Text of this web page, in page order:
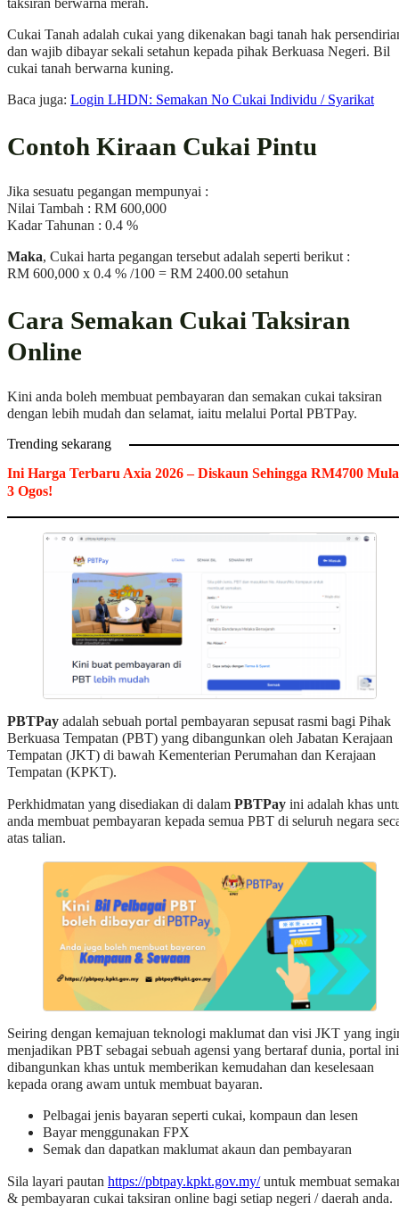
taksiran berwarna merah.
Cukai Tanah adalah cukai yang dikenakan bagi tanah hak
dan wajib dibayar sekali setahun kepada pihak Berkuasa Negeri. Bil
cukai tanah berwarna kuning.
Baca juga: Login LHDN: Semakan No Cukai Individu / Syarikat
Contoh Kiraan Cukai Pintu
Jika sesuatu pegangan mempunyai :
Nilai Tambah : RM 600,000
Kadar Tahunan : 0.4 %
Maka, Cukai harta pegangan tersebut adalah seperti berikut :
RM 600,000 x 0.4 % /100 = RM 2400.00 setahun
Cara Semakan Cukai Taksiran
Online
Kini anda boleh membuat pembayaran dan semakan cukai taksiran
dengan lebih mudah dan selamat, iaitu melalui Portal PBTPay.
Trending sekarang
Ini Harga Terbaru Axia 2026 – Diskaun Sehingga RM4700
3 Ogos!
PBTPay adalah sebuah portal pembayaran sepusat rasmi bagi Pihak
Berkuasa Tempatan (PBT) yang dibangunkan oleh Jabatan Kerajaan
Tempatan (JKT) di bawah Kementerian Perumahan dan Kerajaan
Tempatan (KPKT).
Perkhidmatan yang disediakan di dalam PBTPay ini adalah khas
anda membuat pembayaran kepada semua PBT di seluruh negara
atas talian.
Seiring dengan kemajuan teknologi maklumat dan visi JKT yang
menjadikan PBT sebagai sebuah agensi yang bertaraf dunia, portal ini
dibangunkan khas untuk memberikan kemudahan dan keselesaan
kepada orang awam untuk membuat bayaran.
Pelbagai jenis bayaran seperti cukai, kompaun dan lesen
Bayar menggunakan FPX
Semak dan dapatkan maklumat akaun dan pembayaran
Sila layari pautan https://pbtpay.kpkt.gov.my/untuk membuat
& pembayaran cukai taksiran online bagi setiap negeri / daerah anda.